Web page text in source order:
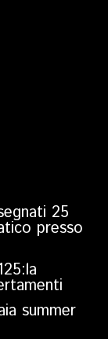
25
presso
summer